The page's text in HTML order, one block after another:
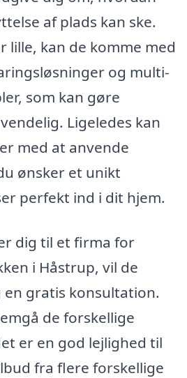
af plads kan ske.
lille, kan de komme med
og multi-
som kan gøre
Ligeledes kan
med at anvende
ønsker et unikt
perfekt ind i dit hjem.
dig til et firma for
i Håstrup, vil de
gratis konsultation.
de forskellige
er en god lejlighed til
fra flere forskellige